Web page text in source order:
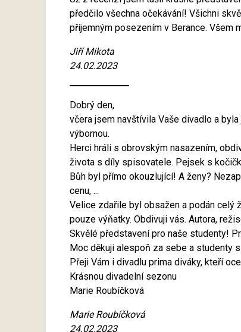
předčilo všechna očekávání! Všichni
příjemným posezením v Berance. Všem
Jiří Mikota
24.02.2023
Dobrý den,
včera jsem navštívila Vaše divadlo a
výbornou.
Herci hráli s obrovským nasazením,
života s díly spisovatele. Pejsek s
Bůh byl přímo okouzlující! A ženy?
cenu, ...
Velice zdařile byl obsažen a podán celý
pouze výňatky. Obdivuji vás. Autora,
Skvělé představení pro naše studenty!
Moc děkuji alespoň za sebe a studenty
Přeji Vám i divadlu prima diváky, kteří
Krásnou divadelní sezonu
Marie Roubíčková
Marie Roubíčková
24.02.2023